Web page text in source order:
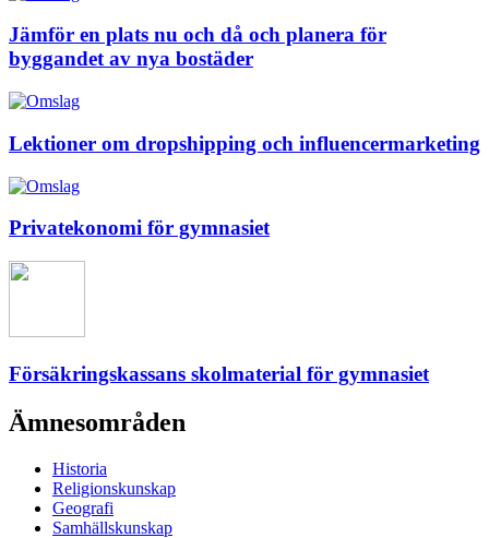
Jämför en plats nu och då och planera för
byggandet av nya bostäder
Lektioner om dropshipping och influencermarketing
Privatekonomi för gymnasiet
Försäkringskassans skolmaterial för gymnasiet
Ämnesområden
Historia
Religionskunskap
Geografi
Samhällskunskap